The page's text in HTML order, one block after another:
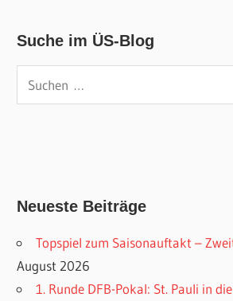
Suche im ÜS-Blog
Suchen
nach:
Neueste Beiträge
Topspiel zum Saisonauftakt –
August 2026
1. Runde DFB-Pokal: St. Pauli in